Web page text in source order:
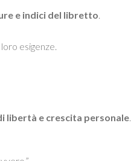
e indici del libretto.
esigenze.
libertà e crescita personale.